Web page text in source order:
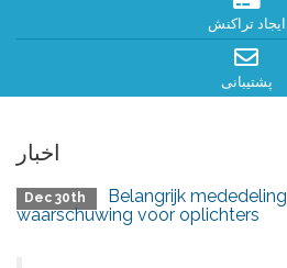
ایجاد تراکنش
پشتیبانی
اخبار
Dec 30th
Belangrijk
waarschuwing voor oplichters